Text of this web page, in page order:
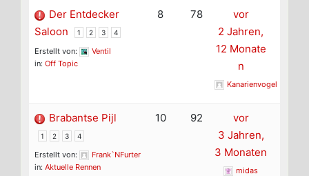
Der Entdecker
Saloon
1 2 3 4
Erstellt von:
Ventil
in: Off Topic
8 78
vor
2 Jahren,
12 Monate
n
Kanarienvogel
Brabantse Pijl
1 2 3 4
Erstellt von:
Frank`NFurter
in: Aktuelle Rennen
10 92
vor
3 Jahren,
3 Monaten
midas